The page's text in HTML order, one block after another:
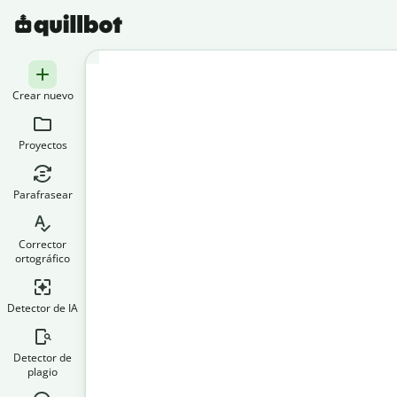
Crear nuevo
Proyectos
Parafrasear
Corrector
ortográfico
Detector de IA
Detector de
plagio